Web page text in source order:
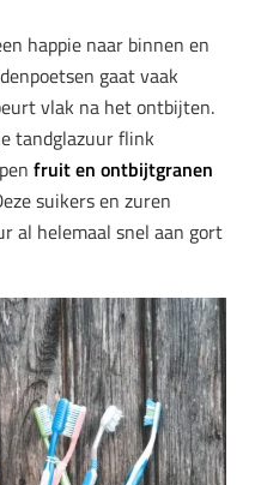
happie naar binnen en
gaat vaak
vlak na het ontbijten.
tandglazuur flink
fruit en ontbijtgranen
suikers en zuren
al helemaal snel aan gort